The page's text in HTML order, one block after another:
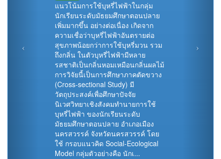
แนวโน้มการใช้บุหรี่ไฟฟ้าในกลุ่ม
นักเรียนระดับมัธยมศึกษาตอนปลาย
เพิ่มมากขึ้น อย่างต่อเนื่อง เกิดจาก
ความเชื่อว่าบุหรี่ไฟฟ้าอันตรายต่อ
สุขภาพน้อยกว่าการใช้บุหรี่มวน รวม
ถึงกลิ่น ในตัวบุหรี่ไฟฟ้ามีหลาย
รสชาติเป็นกลิ่นหอมเหมือนกลิ่นผลไม้
การวิจัยนี้เป็นการศึกษาภาคตัดขวาง
(Cross-sectional Study) มี
วัตถุประสงค์เพื่อศึกษาปัจจัย
นิเวศวิทยาเชิงสังคมทำนายการใช้
บุหรี่ไฟฟ้า ของนักเรียนระดับ
มัธยมศึกษาตอนปลาย อำเภอเมือง
นครสวรรค์ จังหวัดนครสวรรค์ โดย
ใช้ กรอบแนวคิด Social-Ecological
Model กลุ่มตัวอย่างคือ นักเ...